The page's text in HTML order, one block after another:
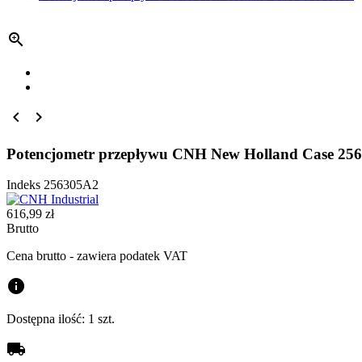

 
Potencjometr przepływu CNH New Holland Case
Indeks 256305A2
616,99 zł
Brutto
Cena brutto - zawiera podatek VAT
info
Dostępna ilość: 1 szt.
local_shipping